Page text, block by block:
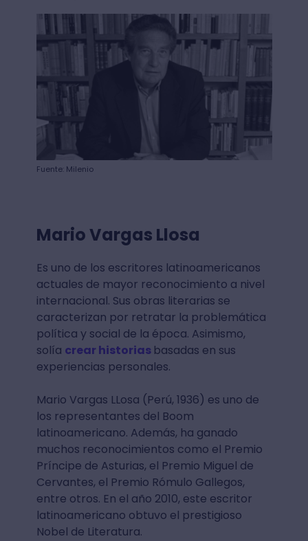
Fuente: Milenio
Mario Vargas Llosa
Es uno de los escritores latinoamericanos
actuales de mayor reconocimiento a nivel
internacional. Sus obras literarias se
caracterizan por retratar la problemática
política y social de la época. Asimismo,
solía crear historias basadas en sus
experiencias personales.
Mario Vargas LLosa (Perú, 1936) es uno de
los representantes del Boom
latinoamericano. Además, ha ganado
muchos reconocimientos como el Premio
Príncipe de Asturias, el Premio Miguel de
Cervantes, el Premio Rómulo Gallegos,
entre otros. En el año 2010, este escritor
latinoamericano obtuvo el prestigioso
Nobel de Literatura.